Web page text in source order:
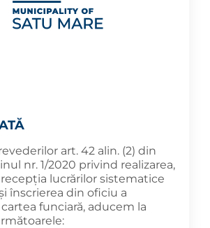
art. 42 alin. (2) din
nr. 1/2020 privind realizarea,
lucrărilor sistematice
înscrierea din oficiu a
funciară, aducem la